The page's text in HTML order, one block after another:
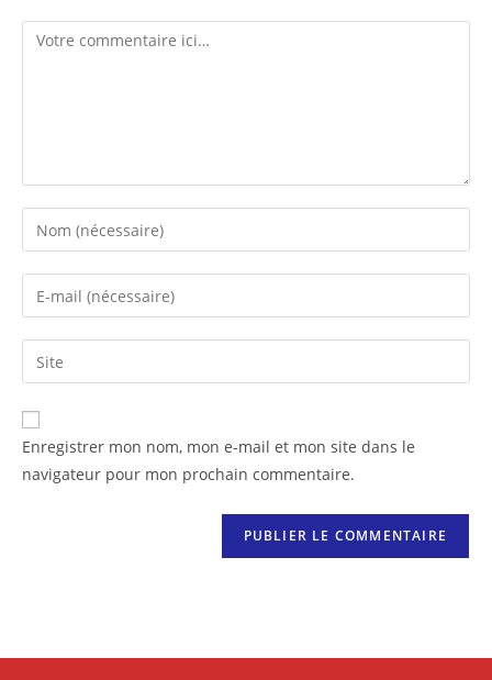
Enregistrer mon nom, mon e-mail et mon site dans le
navigateur pour mon prochain commentaire.